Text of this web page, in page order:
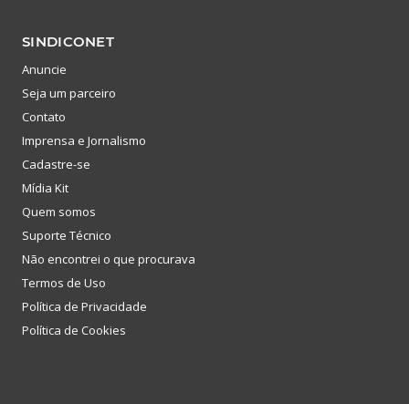
SINDICONET
Anuncie
Seja um parceiro
Contato
Imprensa e Jornalismo
Cadastre-se
Mídia Kit
Quem somos
Suporte Técnico
Não encontrei o que procurava
Termos de Uso
Política de Privacidade
Política de Cookies